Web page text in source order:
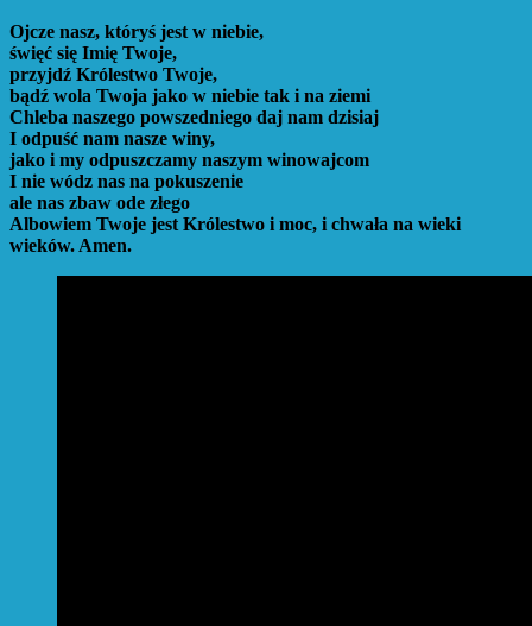
Ojcze nasz, któryś jest w niebie,
święć się Imię Twoje,
przyjdź Królestwo Twoje,
bądź wola Twoja jako w niebie tak i na ziemi
Chleba naszego powszedniego daj nam dzisiaj
I odpuść nam nasze winy,
jako i my odpuszczamy naszym winowajcom
I nie wódz nas na pokuszenie
ale nas zbaw ode złego
Albowiem Twoje jest Królestwo i moc, i chwała na wieki
wieków. Amen.